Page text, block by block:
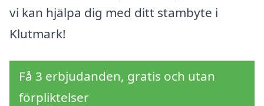
vi kan hjälpa dig med ditt stambyte i
Klutmark!
Få 3 erbjudanden, gratis och utan
förpliktelser